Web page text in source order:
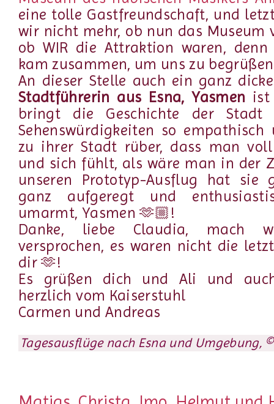
eine tolle Gastfreundschaft, und
wir nicht mehr, ob nun das Museum
ob WIR die Attraktion waren,
kam zusammen, um uns zu
An dieser Stelle auch ein ganz
Stadtführerin aus Esna, Yasmen ist
bringt die Geschichte der
Sehenswürdigkeiten so
zu ihrer Stadt rüber, dass man
und sich fühlt, als wäre man in der
unseren Prototyp-Ausflug hat sie
ganz aufgeregt und
umarmt, Yasmen 🫶🏼!
Danke, liebe Claudia, mach
versprochen, es waren nicht die
dir 🫶!
Es grüßen dich und Ali und
herzlich vom Kaiserstuhl
Carmen und Andreas
Tagesausflüge nach Esna und Umgebung,